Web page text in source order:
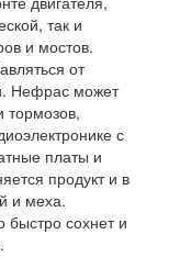
так и
и мостов.
от
Нефрас может
тормозов,
с
платы и
продукт и в
и меха.
быстро сохнет и